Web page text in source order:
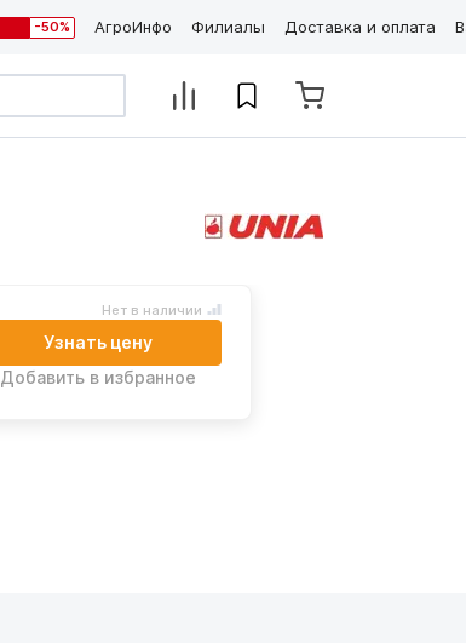
-50% АгроИнфо Филиалы Доставка и оплата
Нет в наличии
Узнать цену
Добавить в избранное